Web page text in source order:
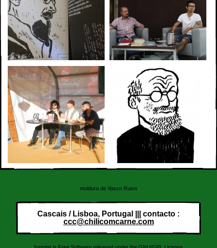
moldura de Vasco Ruivo
Cascais / Lisboa, Portugal ||| contacto :
ccc@chilicomcarne.com